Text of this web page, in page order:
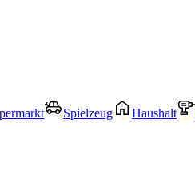
Spielzeug Haushalt